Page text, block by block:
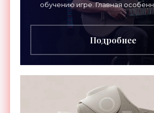
обучению игре. Главная
инструментов – встроенная RGB-
грифа. Светодиоды
Подробнее